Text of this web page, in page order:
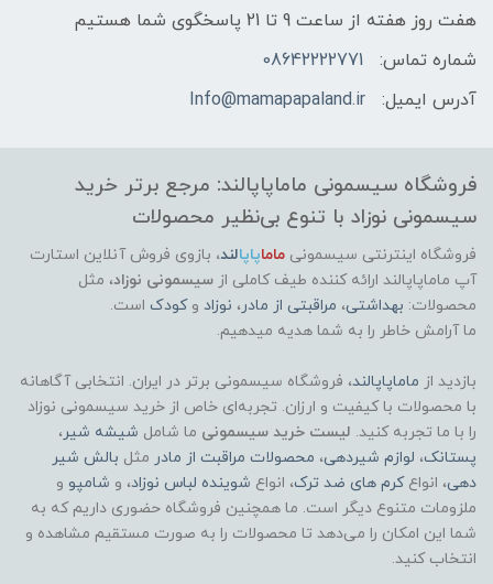
هفت روز هفته از ساعت 9 تا 21 پاسخگوی شما هستیم
شماره تماس:
08642222771
آدرس ایمیل:
Info@mamapapaland.ir
فروشگاه سیسمونی ماماپاپالند: مرجع برتر خرید
سیسمونی نوزاد با تنوع بی‌نظیر محصولات
فروشگاه اینترنتی سیسمونی ماماپاپالند، بازوی فروش آنلاین استارت
آپ ماماپاپالند ارائه کننده طیف کاملی از سیسمونی نوزاد، مثل
محصولات: بهداشتی، مراقبتی از مادر ، نوزاد وکودک است.
ما آرامش خاطر را به شما هدیه میدهیم.
بازدید از ماماپاپالند، فروشگاه سیسمونی برتر در ایران. انتخابی آگاهانه
با محصولات با کیفیت و ارزان. تجربه‌ای خاص از خرید سیسمونی نوزاد
را با ما تجربه کنید. لیست خرید سیسمونی ما شامل شیشه شیر ،
پستانک، لوازم شیردهی، محصولات مراقبت از مادر مثل بالش شیر
دهی، انواعکرم های ضد ترک، انواع شوینده لباس نوزاد، و شامپو و
ملزومات متنوع دیگر است. ما همچنین فروشگاه حضوری داریم که به
شما این امکان را می‌دهد تا محصولات را به صورت مستقیم مشاهده و
انتخاب کنید.